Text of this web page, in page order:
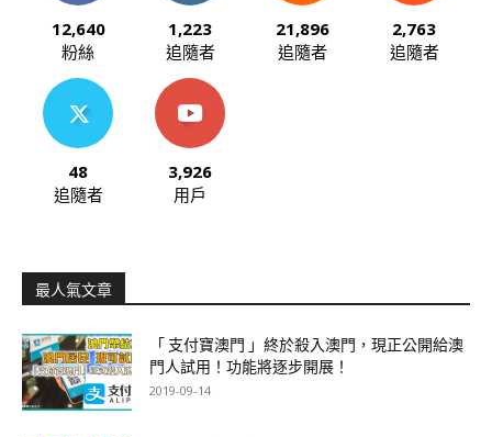
12,640
粉絲
1,223
追隨者
21,896
追隨者
2,763
追隨者
48
追隨者
3,926
用戶
最人氣文章
「 支付寶澳門 」終於殺入澳門，現正公開給澳
門人試用！功能將逐步開展！
2019-09-14